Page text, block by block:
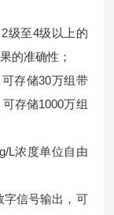
至4级以上的
的准确性；
存储30万组带
存储1000万组
浓度单位自由
信号输出，可